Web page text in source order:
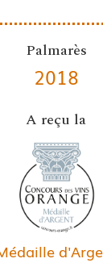
Palmarès
2018
A reçu la